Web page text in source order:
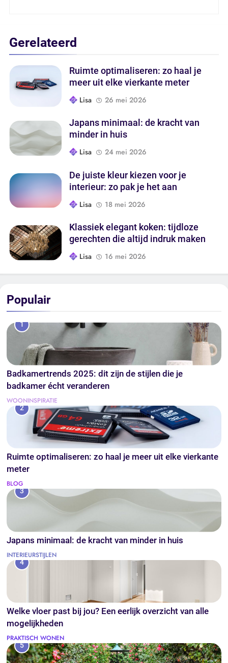
Gerelateerd
Ruimte optimaliseren: zo haal je
meer uit elke vierkante meter
Lisa
26 mei 2026
Japans minimaal: de kracht van
minder in huis
Lisa
24 mei 2026
De juiste kleur kiezen voor je
interieur: zo pak je het aan
Lisa
18 mei 2026
Klassiek elegant koken: tijdloze
gerechten die altijd indruk maken
Lisa
16 mei 2026
Populair
1
Badkamertrends 2025: dit zijn de stijlen die je
badkamer écht veranderen
WOONINSPIRATIE
2
Ruimte optimaliseren: zo haal je meer uit elke vierkante
meter
BLOG
3
Japans minimaal: de kracht van minder in huis
INTERIEURSTIJLEN
4
Welke vloer past bij jou? Een eerlijk overzicht van alle
mogelijkheden
PRAKTISCH WONEN
5